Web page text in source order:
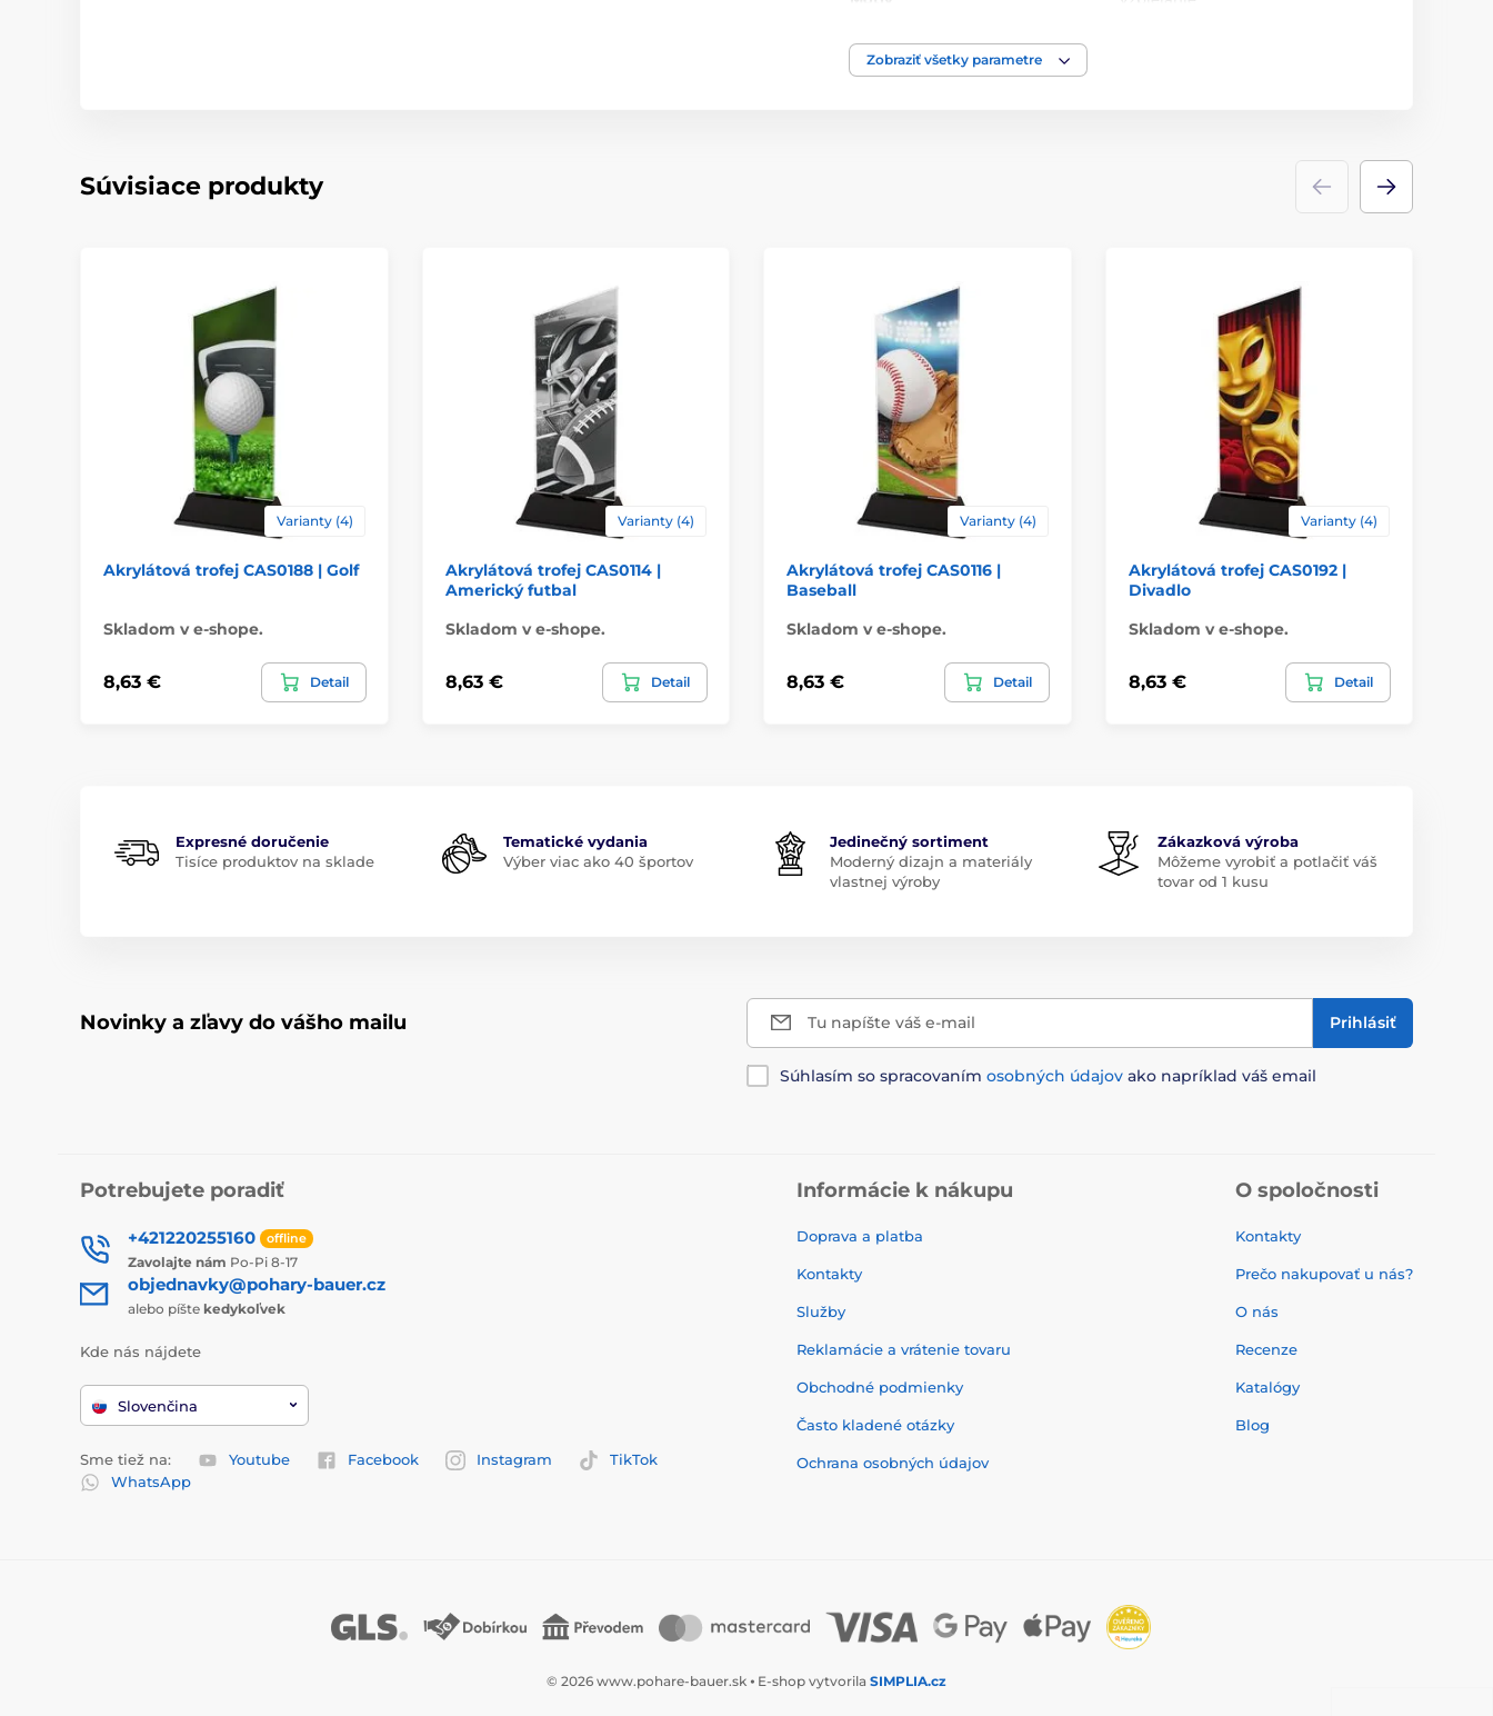
Typ ocenenia
Zobraziť všetky parametre
Súvisiace produkty
Varianty (4)
Akrylátová trofej CAS0188 | Golf
Skladom v e-shope.
8,63 € Detail
Varianty (4)
Akrylátová trofej CAS0114 |
Americký futbal
Skladom v e-shope.
8,63 € Detail
Varianty (4)
Akrylátová trofej CAS0116 |
Baseball
Skladom v e-shope.
8,63 € Detail
Varianty (4)
Akrylátová trofej CAS0192 |
Divadlo
Skladom v e-shope.
8,63 € Detail
Expresné doručenie
Tisíce produktov na sklade
Tematické vydania
Výber viac ako 40 športov
Jedinečný sortiment
Moderný dizajn a materiály
vlastnej výroby
Zákazková výroba
Môžeme vyrobiť a potlačiť váš
tovar od 1 kusu
Novinky a zľavy do vášho mailu Tu napíšte váš e-mail Prihlásiť
Súhlasím so spracovaním osobných údajov ako napríklad váš email
Potrebujete poradiť
+421220255160 offline
Zavolajte nám Po-Pi 8-17
objednavky@pohary-bauer.cz
alebo píšte kedykoľvek
Kde nás nájdete
Slovenčina
Sme tiež na: Youtube Facebook Instagram
TikTok
WhatsApp
Informácie k nákupu
Doprava a platba
Kontakty
Služby
Reklamácie a vrátenie tovaru
Obchodné podmienky
Často kladené otázky
Ochrana osobných údajov
O spoločnosti
Kontakty
Prečo nakupovať u nás?
O nás
Recenze
Katalógy
Blog
© 2026 www.pohare-bauer.sk ⦁ E-shop vytvorila SIMPLIA.cz